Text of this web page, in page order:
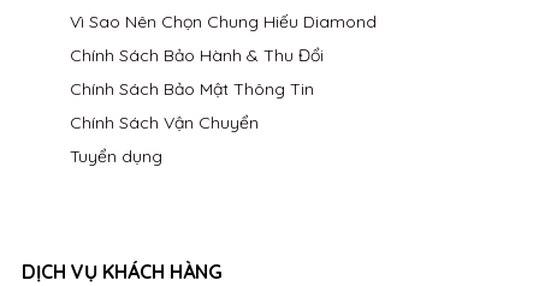
Vì Sao Nên Chọn Chung Hiếu Diamond
Chính Sách Bảo Hành & Thu Đổi
Chính Sách Bảo Mật Thông Tin
Chính Sách Vận Chuyển
Tuyển dụng
DỊCH VỤ KHÁCH HÀNG